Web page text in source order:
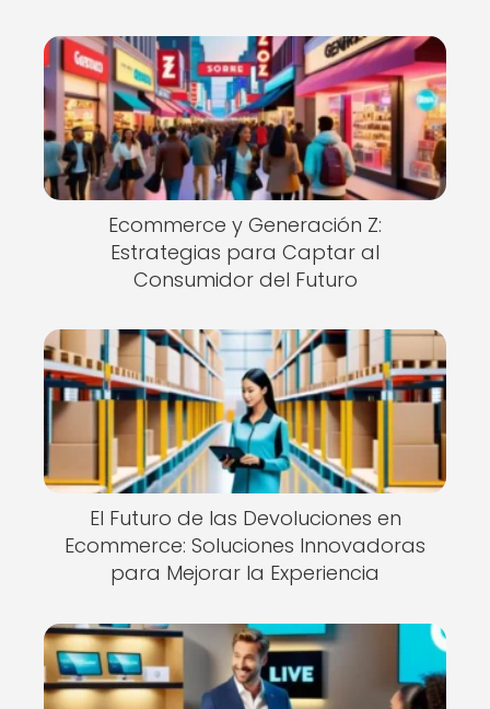
Ecommerce y Generación Z:
Estrategias para Captar al
Consumidor del Futuro
El Futuro de las Devoluciones en
Ecommerce: Soluciones Innovadoras
para Mejorar la Experiencia